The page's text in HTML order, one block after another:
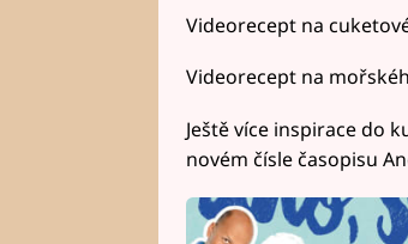
Videorecept na
Videorecept na
Ještě více inspirace do
novém čísle časopisu